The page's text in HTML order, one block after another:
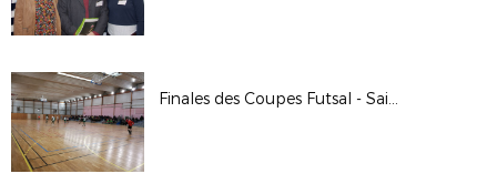
Finales des Coupes Futsal - Saison 2017/2018